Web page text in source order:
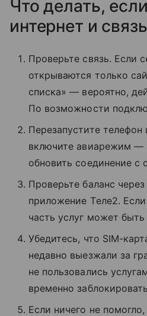
Что делать,
интернет и
Проверьте связь. Если
открываются только
списка» — вероятно,
По возможности
Перезапустите
включите авиарежим —
обновить соединение с
Проверьте баланс
приложение Tеле2.
часть услуг может быть
Убедитесь, что SIM-
недавно выезжали за
не пользовались
временно
Если ничего не